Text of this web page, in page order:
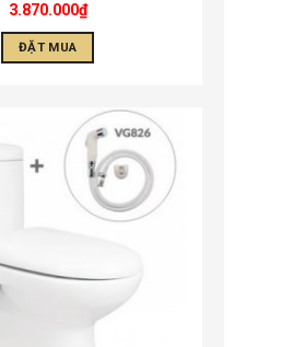
3.870.000₫
ĐẶT MUA